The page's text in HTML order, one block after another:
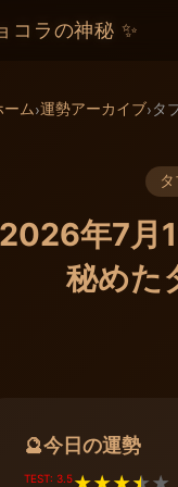
コラの神秘 ✨
ーム›運勢アーカイブ›タ
2026年7月
秘めた
🔮今日の運勢
TEST: 3.5